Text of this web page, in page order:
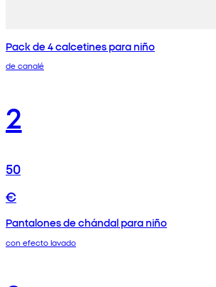
Pack de 4 calcetines para niño
de canalé
2
50
€
Pantalones de chándal para niño
con efecto lavado